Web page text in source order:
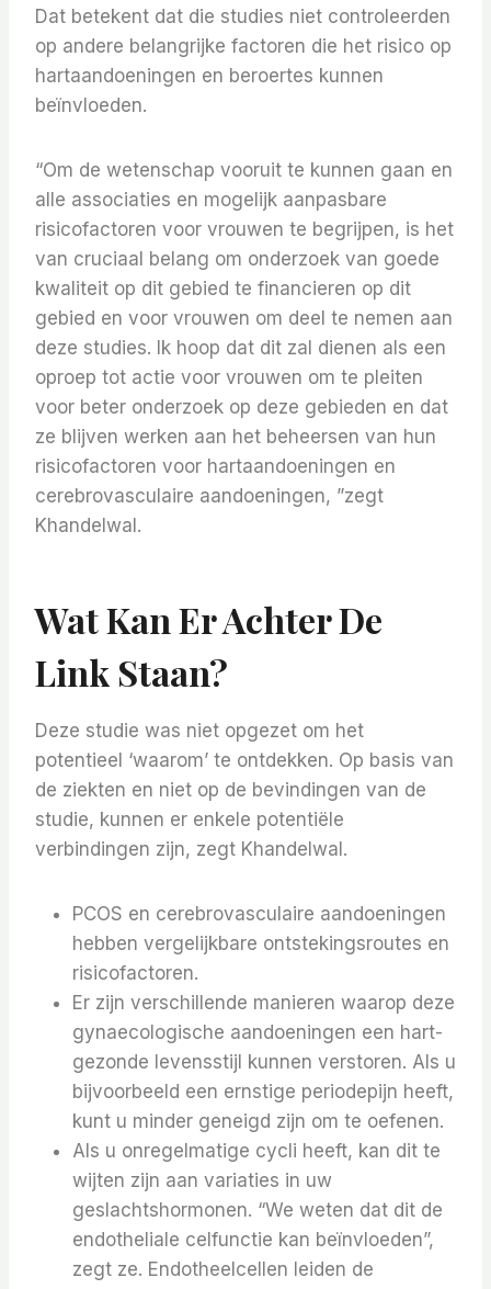
Dat betekent dat die studies niet controleerden
op andere belangrijke factoren die het risico op
hartaandoeningen en beroertes kunnen
beïnvloeden.
“Om de wetenschap vooruit te kunnen gaan en
alle associaties en mogelijk aanpasbare
risicofactoren voor vrouwen te begrijpen, is het
van cruciaal belang om onderzoek van goede
kwaliteit op dit gebied te financieren op dit
gebied en voor vrouwen om deel te nemen aan
deze studies. Ik hoop dat dit zal dienen als een
oproep tot actie voor vrouwen om te pleiten
voor beter onderzoek op deze gebieden en dat
ze blijven werken aan het beheersen van hun
risicofactoren voor hartaandoeningen en
cerebrovasculaire aandoeningen, ”zegt
Khandelwal.
Wat Kan Er Achter De
Link Staan?
Deze studie was niet opgezet om het
potentieel ‘waarom’ te ontdekken. Op basis van
de ziekten en niet op de bevindingen van de
studie, kunnen er enkele potentiële
verbindingen zijn, zegt Khandelwal.
PCOS en cerebrovasculaire aandoeningen
hebben vergelijkbare ontstekingsroutes en
risicofactoren.
Er zijn verschillende manieren waarop deze
gynaecologische aandoeningen een hart-
gezonde levensstijl kunnen verstoren. Als u
bijvoorbeeld een ernstige periodepijn heeft,
kunt u minder geneigd zijn om te oefenen.
Als u onregelmatige cycli heeft, kan dit te
wijten zijn aan variaties in uw
geslachtshormonen. “We weten dat dit de
endotheliale celfunctie kan beïnvloeden”,
zegt ze. Endotheelcellen leiden de